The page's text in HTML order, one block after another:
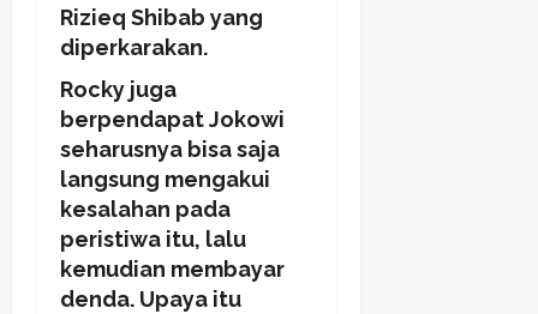
Rizieq Shibab yang
diperkarakan.
Rocky juga
berpendapat Jokowi
seharusnya bisa saja
langsung mengakui
kesalahan pada
peristiwa itu, lalu
kemudian membayar
denda. Upaya itu